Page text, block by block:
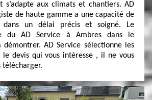
s’adapte aux climats et chantiers. AD
de haute gamme a une capacité de
un délai précis et soigné. Le
du AD Service à Ambres dans le
démontrer. AD Service sélectionne les
devis qui vous intéresse , il ne vous
télécharger.